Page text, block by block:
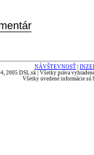
NÁVŠTEVNOSŤ
2005 DSL.sk | Všetky práva
Všetky uvedené informácie sú